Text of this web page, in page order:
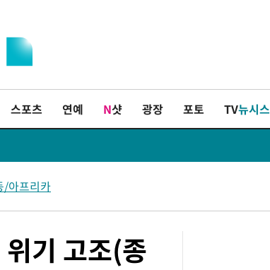
스포츠 연예 N샷 광장 포토 TV뉴시스
/아프리카
기 고조(종